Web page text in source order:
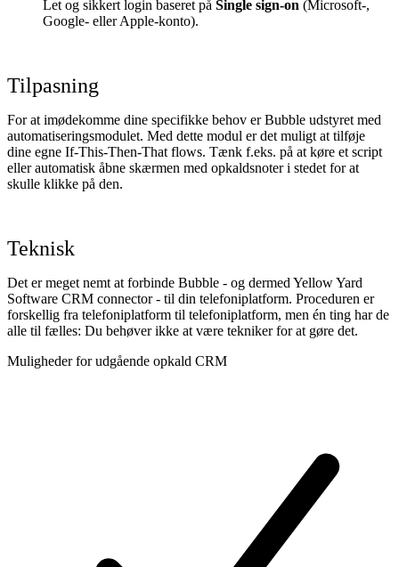
Let og sikkert login baseret på Single sign-on (Microsoft-,
Google- eller Apple-konto).
Tilpasning
For at imødekomme dine specifikke behov er Bubble udstyret med
automatiseringsmodulet. Med dette modul er det muligt at tilføje
dine egne If-This-Then-That flows. Tænk f.eks. på at køre et script
eller automatisk åbne skærmen med opkaldsnoter i stedet for at
skulle klikke på den.
Teknisk
Det er meget nemt at forbinde Bubble - og dermed Yellow Yard
Software CRM connector - til din telefoniplatform. Proceduren er
forskellig fra telefoniplatform til telefoniplatform, men én ting har de
alle til fælles: Du behøver ikke at være tekniker for at gøre det.
Muligheder for udgående opkald CRM